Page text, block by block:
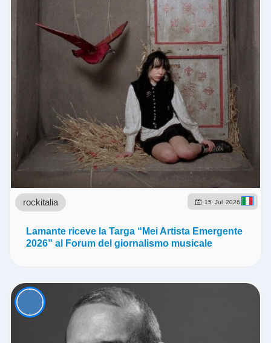
15 Jul 2026
rockitalia
Lamante riceve la Targa “Mei Artista Emergente
2026” al Forum del giornalismo musicale